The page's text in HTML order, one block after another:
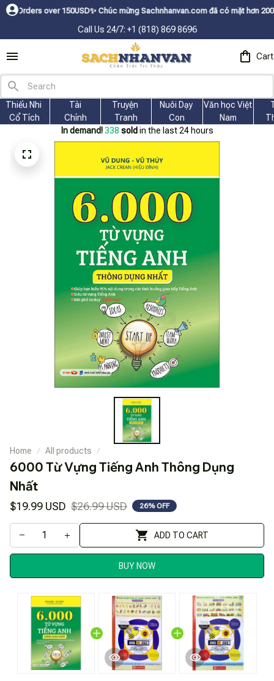
150USDㅤ✨Chúc mừng Sachnhanvan.com đã có mặt hơn 200 quốc gia
Call Us 24/7: +1 (818) 869 8696
Cart
Thiếu Nhi
Cổ Tích
Tài
Chính
Truyện
Tranh
Nuôi Dạy
Con
Văn học Việt
Nam
In demand! 341 sold in the last 24 hours
Home All products
6000 Từ Vựng Tiếng Anh Thông Dụng
Nhất
$19.99 USD $26.99 USD 26% OFF
ADD TO CART
BUY NOW